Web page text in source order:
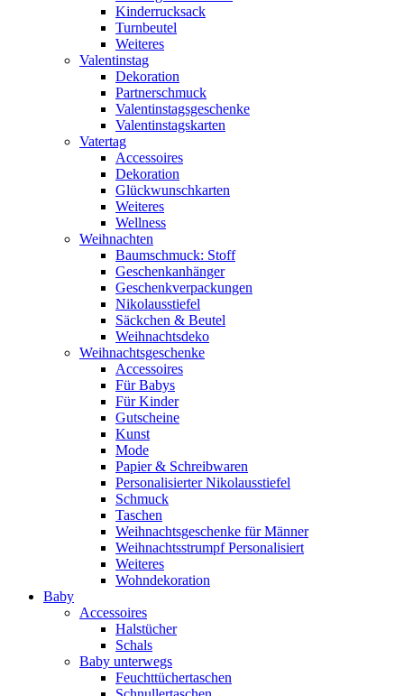
Kinderrucksack
Turnbeutel
Weiteres
Valentinstag
Dekoration
Partnerschmuck
Valentinstagsgeschenke
Valentinstagskarten
Vatertag
Accessoires
Dekoration
Glückwunschkarten
Weiteres
Wellness
Weihnachten
Baumschmuck: Stoff
Geschenkanhänger
Geschenkverpackungen
Nikolausstiefel
Säckchen & Beutel
Weihnachtsdeko
Weihnachtsgeschenke
Accessoires
Für Babys
Für Kinder
Gutscheine
Kunst
Mode
Papier & Schreibwaren
Personalisierter Nikolausstiefel
Schmuck
Taschen
Weihnachtsgeschenke für Männer
Weihnachtsstrumpf Personalisiert
Weiteres
Wohndekoration
Baby
Accessoires
Halstücher
Schals
Baby unterwegs
Feuchttüchertaschen